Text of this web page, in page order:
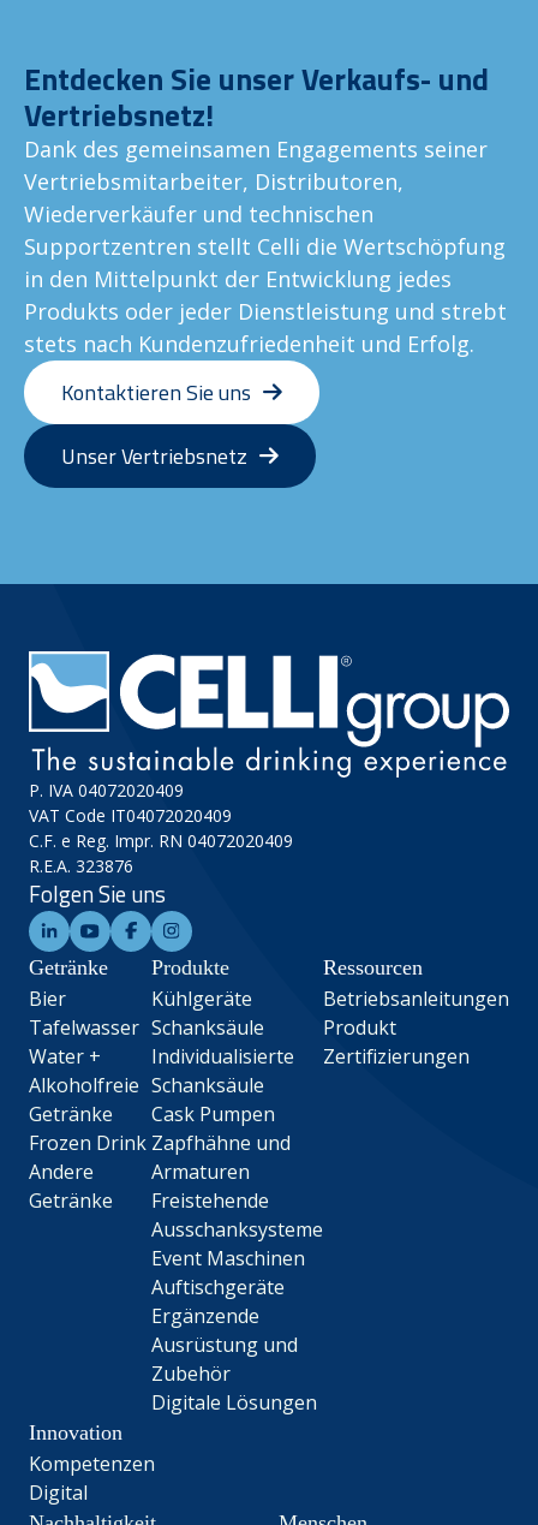
Entdecken Sie unser Verkaufs- und
Vertriebsnetz!
Dank des gemeinsamen Engagements seiner
Vertriebsmitarbeiter, Distributoren,
Wiederverkäufer und technischen
Supportzentren stellt Celli die Wertschöpfung
in den Mittelpunkt der Entwicklung jedes
Produkts oder jeder Dienstleistung und strebt
stets nach Kundenzufriedenheit und Erfolg.
Kontaktieren Sie uns
Unser Vertriebsnetz
P. IVA 04072020409
VAT Code IT04072020409
C.F. e Reg. Impr. RN 04072020409
R.E.A. 323876
Folgen Sie uns
Getränke
Bier
Tafelwasser
Water +
Alkoholfreie
Getränke
Frozen Drink
Andere
Getränke
Produkte
Kühlgeräte
Schanksäule
Individualisierte
Schanksäule
Cask Pumpen
Zapfhähne und
Armaturen
Freistehende
Ausschanksysteme
Event Maschinen
Auftischgeräte
Ergänzende
Ausrüstung und
Zubehör
Digitale Lösungen
Ressourcen
Betriebsanleitungen
Produkt
Zertifizierungen
Innovation
Kompetenzen
Digital